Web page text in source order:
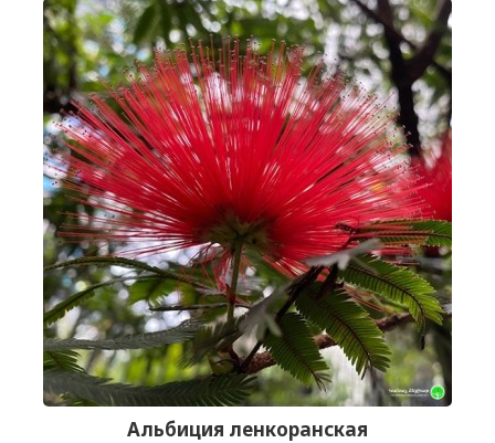
Альбиция ленкоранская